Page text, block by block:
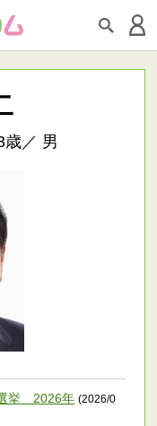
歳／ 男
挙 2026年 (2026/0